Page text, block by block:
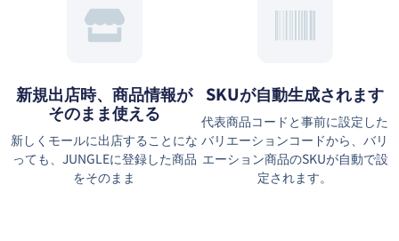
新規出店時、商品情報が
そのまま使える
新しくモールに出店することにな
っても、JUNGLEに登録した商品
をそのまま
SKUが自動生成されます
代表商品コードと事前に設定した
バリエーションコードから、バリ
エーション商品のSKUが自動で設
定されます。